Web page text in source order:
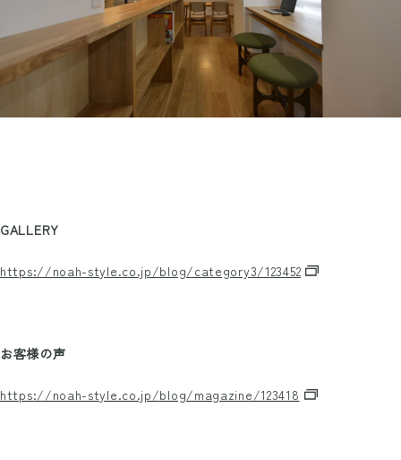
GALLERY
https://noah-style.co.jp/blog/category3/123452
お客様の声
https://noah-style.co.jp/blog/magazine/123418